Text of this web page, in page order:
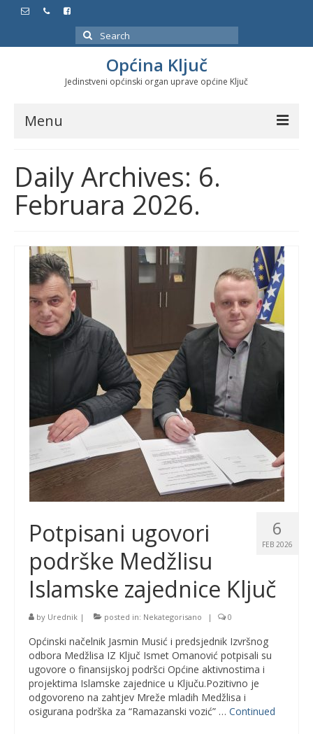
Search
for:
Općina Ključ
Jedinstveni općinski organ uprave općine Ključ
Menu
Službeni glasnici
Javne nabavke
Značajni datumi i manifestacije
Program energetske efikasnosti u stambenom
sektoru
Daily Archives: 6.
Februara 2026.
6
FEB 2026
Potpisani ugovori
podrške Medžlisu
Islamske zajednice Ključ
by Urednik | posted in: Nekategorisano | 0
Općinski načelnik Jasmin Musić i predsjednik Izvršnog
odbora Medžlisa IZ Ključ Ismet Omanović potpisali su
ugovore o finansijskoj podršci Općine aktivnostima i
projektima Islamske zajednice u Ključu.Pozitivno je
odgovoreno na zahtjev Mreže mladih Medžlisa i
osigurana podrška za “Ramazanski vozić” … Continued